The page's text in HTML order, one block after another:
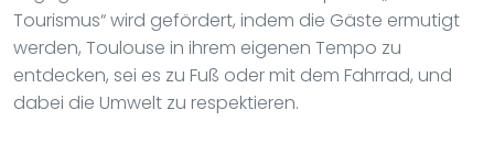
Tourismus“ wird gefördert, indem die Gäste ermutigt
werden, Toulouse in ihrem eigenen Tempo zu
entdecken, sei es zu Fuß oder mit dem Fahrrad, und
dabei die Umwelt zu respektieren.